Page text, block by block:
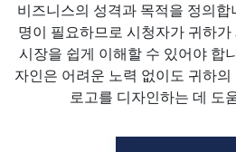
비즈니스의 성격과 목적을 정의합
명이 필요하므로 시청자가 귀하
시장을 쉽게 이해할 수 있어야 합
자인은 어려운 노력 없이도 귀하
로고를 디자인하는 데 도